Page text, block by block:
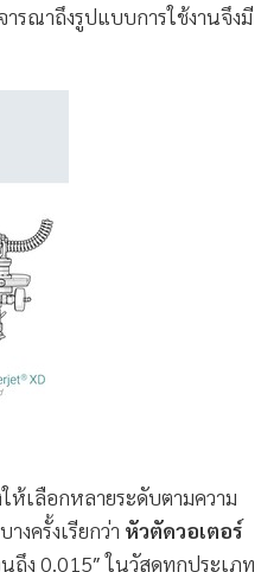
รณาถึงรูปแบบการใช้งานจึงมี
ห้เลือกหลายระดับตามความ
งครั้งเรียกว่า หัวตัดวอเตอร์
ถึง 0.015″ ในวัสดุทุกประเภท